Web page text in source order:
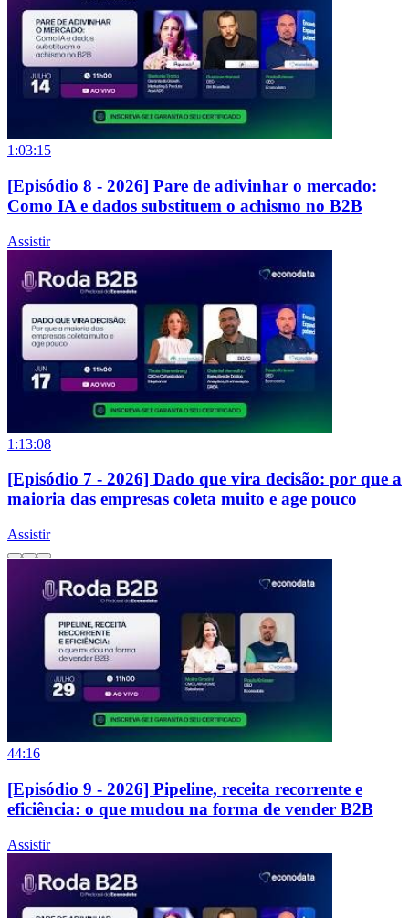
1:03:15
[Episódio 8 - 2026] Pare de adivinhar o mercado:
Como IA e dados substituem o achismo no B2B
Assistir
1:13:08
[Episódio 7 - 2026] Dado que vira decisão: por que a
maioria das empresas coleta muito e age pouco
Assistir
44:16
[Episódio 9 - 2026] Pipeline, receita recorrente e
eficiência: o que mudou na forma de vender B2B
Assistir